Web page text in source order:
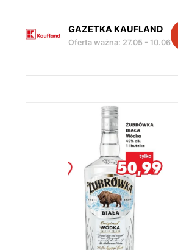
GAZETKA KAUFLAND
Oferta ważna: 27.05 - 10.06